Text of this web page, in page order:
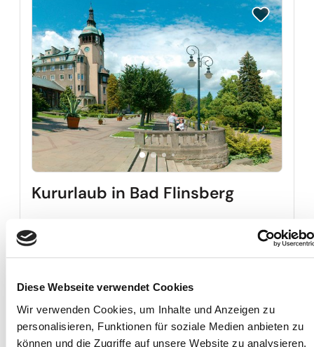
Diese Webseite verwendet Cookies
Wir verwenden Cookies, um Inhalte und Anzeigen zu
personalisieren, Funktionen für soziale Medien anbieten zu
können und die Zugriffe auf unsere Website zu analysieren.
Reise auf
Kururlaub in Bad Flinsberg
3. - 10. Okt. 8 Tage ab
559,00 €
Reise auf